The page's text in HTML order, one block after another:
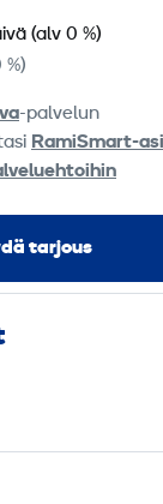
(alv 0 %)
%)
-palvelun
RamiSmart-
tarjous